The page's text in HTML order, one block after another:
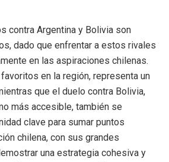
contra Argentina y Bolivia son
dado que enfrentar a estos rivales
en las aspiraciones chilenas.
en la región, representa un
que el duelo contra Bolivia,
más accesible, también se
clave para sumar puntos
chilena, con sus grandes
una estrategia cohesiva y